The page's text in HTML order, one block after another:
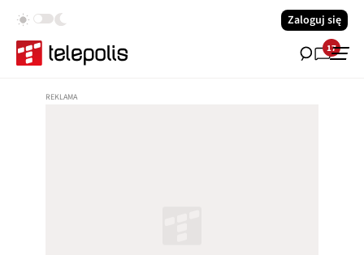
Zaloguj się
17